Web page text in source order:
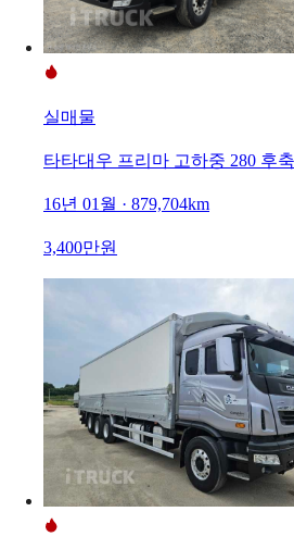
실매물
타타대우 프리마 고하중 280 후
16년 01월 · 879,704km
3,400만원